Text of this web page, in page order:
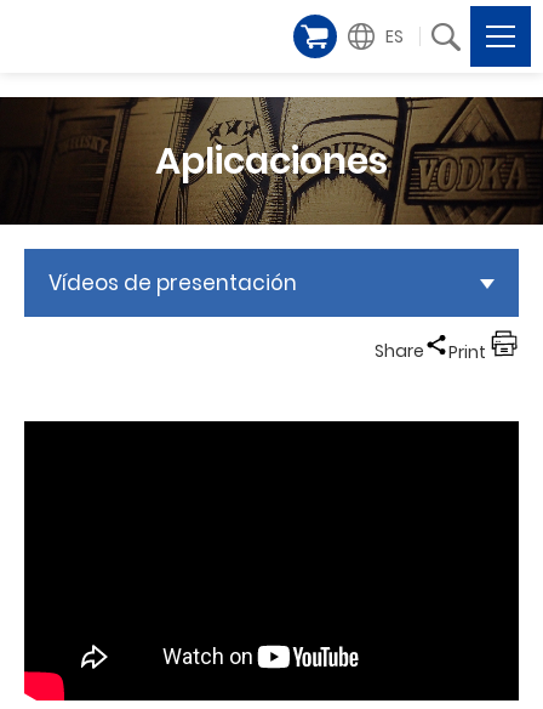
ES
Aplicaciones
Vídeos de presentación
Share Print